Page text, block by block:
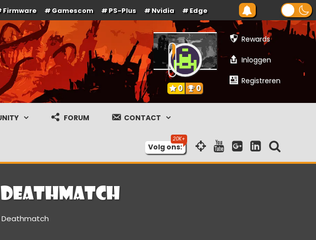
Firmware Gamescom PS-Plus Nvidia Edge
Rewards
Inloggen
Registreren
0 0
FORUM CONTACT
Volg ons:
Deathmatch